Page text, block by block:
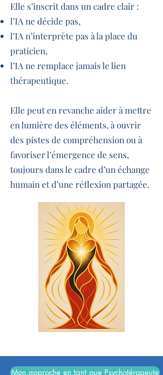
Elle s’inscrit dans un cadre clair :
l’IA ne décide pas,
l’IA n’interprète pas à la place du
praticien,
l’IA ne remplace jamais le lien
thérapeutique.
Elle peut en revanche aider à mettre
en lumière des éléments, à ouvrir
des pistes de compréhension ou à
favoriser l’émergence de sens,
toujours dans le cadre d’un échange
humain et d’une réflexion partagée.
Mon approche en tant que Psychotérapeute